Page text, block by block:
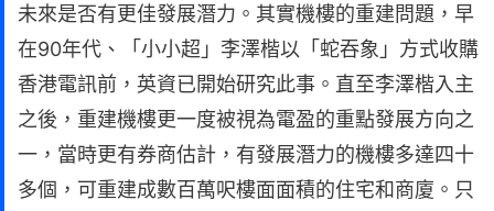
未來是否有更佳發展潛力。其實機樓的重建問題，早
在90年代、「小小超」李澤楷以「蛇吞象」方式收購
香港電訊前，英資已開始研究此事。直至李澤楷入主
之後，重建機樓更一度被視為電盈的重點發展方向之
一，當時更有券商估計，有發展潛力的機樓多達四十
多個，可重建成數百萬呎樓面面積的住宅和商廈。只